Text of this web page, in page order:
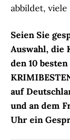
abbildet,
Seien Sie
Auswahl, die
den 10
auf
und an dem
Uhr ein